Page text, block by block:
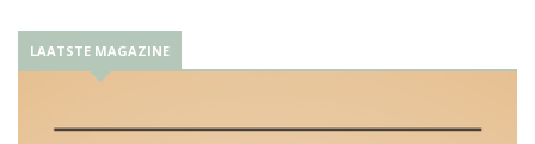
LAATSTE MAGAZINE